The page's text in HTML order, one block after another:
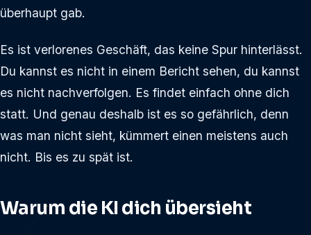
überhaupt gab.
Es ist verlorenes Geschäft, das keine Spur hinterlässt.
Du kannst es nicht in einem Bericht sehen, du kannst
es nicht nachverfolgen. Es findet einfach ohne dich
statt. Und genau deshalb ist es so gefährlich, denn
was man nicht sieht, kümmert einen meistens auch
nicht. Bis es zu spät ist.
Warum die KI dich übersieht